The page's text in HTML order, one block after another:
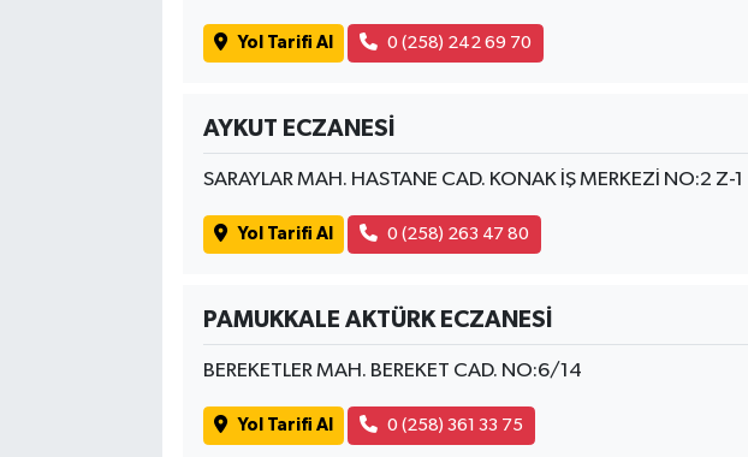
Yol Tarifi Al 0 (258) 242 69 70
AYKUT ECZANESİ
SARAYLAR MAH. HASTANE CAD. KONAK İŞ MERKEZİ NO:2 Z-1
Yol Tarifi Al 0 (258) 263 47 80
PAMUKKALE AKTÜRK ECZANESİ
BEREKETLER MAH. BEREKET CAD. NO:6/14
Yol Tarifi Al 0 (258) 361 33 75